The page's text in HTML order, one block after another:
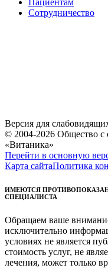
Пациентам
Сотрудничество
Версия для
© 2004-2026 Общество с
«Витаника»
Перейти в основную
Карта сайтаПолитика
ИМЕЮТСЯ
СПЕЦИАЛИСТА
Обращаем ваше
исключительно
условиях не является
стоимость услуг, не
лечения, может только